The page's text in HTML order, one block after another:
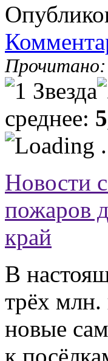
Прочитано:
среднее:
Новости
пожаров
край
В
трёх млн.
новые
к